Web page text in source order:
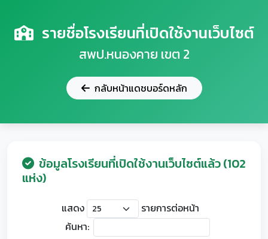
รายชื่อโรงเรียนที่เปิดใช้งานเว็บไซต์
สพป.หนองคาย เขต 2
กลับหน้าแดชบอร์ดหลัก
ข้อมูลโรงเรียนที่เปิดใช้งานเว็บไซต์แล้ว (102
แห่ง)
แสดง
รายการต่อหน้า
ค้นหา: